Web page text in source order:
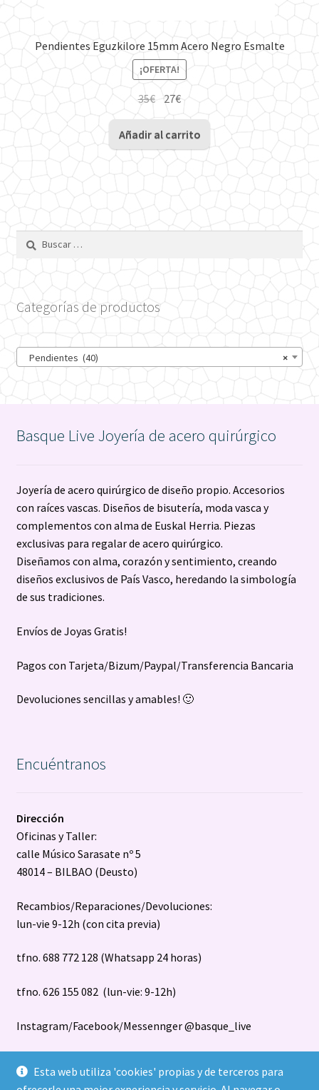
Esta web utiliza 'cookies' propias y de terceros para
Pendientes Eguzkilore 15mm Acero Negro Esmalte
¡OFERTA!
35€ El
precio
original
era:
35€.
27€El
precio
actual
es:
27€.
Añadir al carrito
Buscar:
Categorías de productos
×
Pendientes (40)
Basque Live Joyería de acero quirúrgico
Joyería de acero quirúrgico de diseño propio. Accesorios
con raíces vascas. Diseños de bisutería, moda vasca y
complementos con alma de Euskal Herria. Piezas
exclusivas para regalar de acero quirúrgico.
Diseñamos con alma, corazón y sentimiento, creando
diseños exclusivos de País Vasco, heredando la simbología
de sus tradiciones.
Envíos de Joyas Gratis!
Pagos con Tarjeta/Bizum/Paypal/Transferencia Bancaria
Devoluciones sencillas y amables! 🙂
Encuéntranos
Dirección
Oficinas y Taller:
calle Músico Sarasate nº 5
48014 – BILBAO (Deusto)
Recambios/Reparaciones/Devoluciones:
lun-vie 9-12h (con cita previa)
tfno. 688 772 128 (Whatsapp 24 horas)
tfno. 626 155 082 (lun-vie: 9-12h)
Instagram/Facebook/Messennger @basque_live